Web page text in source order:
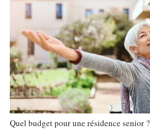
Quel budget pour une résidence senior ?